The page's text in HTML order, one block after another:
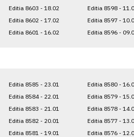
Editia 8603 - 18.02
Editia 8602 - 17.02
Editia 8601 - 16.02
Editia 8598 -
Editia 8597 -
Editia 8596 -
Editia 8585 - 23.01
Editia 8584 - 22.01
Editia 8583 - 21.01
Editia 8582 - 20.01
Editia 8581 - 19.01
Editia 8580 -
Editia 8579 -
Editia 8578 -
Editia 8577 -
Editia 8576 -